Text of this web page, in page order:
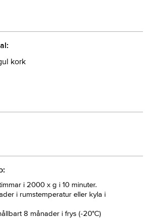
kork
i 2000 x g i 10 minuter.
i rumstemperatur eller kyla i
8 månader i frys (-20°C)